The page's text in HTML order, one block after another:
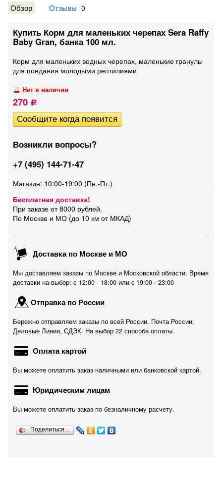
Обзор Отзывы 0
Купить Корм для маленьких черепах Sera Raffy
Baby Gran, банка 100 мл.
Корм для маленьких водных черепах, маленькие гранулы
для поедания молодыми рептилиями
Нет в наличии
270 Р
Возникли вопросы?
+7 (495) 144-71-47
Магазин: 10:00-19:00 (Пн.-Пт.)
Бесплатная доставка!
При заказе от 8000 рублей.
По Москве и МО (до 10 км от МКАД)
Доставка по Москве и МО
Мы доставляем заказы по Москве и Московской области. Время
доставки на выбор: с 12:00 - 18:00 или c 19:00 - 23:00
Отправка по России
Бережно отправляем заказы по всей России. Почта России,
Деловые Линии, СДЭК. На выбор 22 способа оплаты.
Оплата картой
Вы можете оплатить заказ наличными или банковской картой.
Юридическим лицам
Вы можете оплатить заказ по безналичному расчету.
Поделиться…